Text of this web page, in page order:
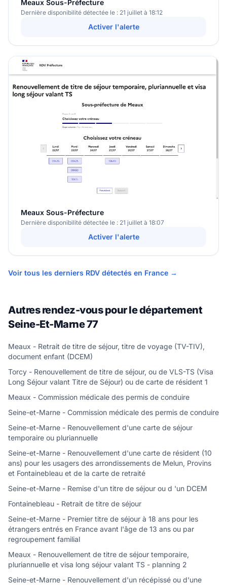
Meaux Sous-Préfecture
Dernière disponibilité détectée le : 21 juillet à 18:12
Activer l'alerte
Meaux Sous-Préfecture
Dernière disponibilité détectée le : 21 juillet à 18:07
Activer l'alerte
Voir tous les derniers RDV détectés en France →
Autres rendez-vous pour le département
Seine-Et-Marne 77
Meaux - Retrait de titre de séjour, titre de voyage (TV-TIV),
document enfant (DCEM)
Torcy - Renouvellement de titre de séjour, ou de VLS-TS (Visa
Long Séjour valant Titre de Séjour) ou de carte de résident 1
Meaux - Commission médicale des permis de conduire
Seine-et-Marne - Commission médicale des permis de conduire
Seine-et-Marne - Renouvellement d'une carte de séjour
temporaire ou pluriannuelle
Seine-et-Marne - Renouvellement d'une carte de résident (10
ans) pour les usagers des arrondissements de Melun, Provins
et Fontainebleau et de la carte de retraité
Seine-et-Marne - Remise d'un titre de séjour ou d 'un DCEM
Fontainebleau - Retrait de titre de séjour
Seine-et-Marne - Premier titre de séjour à 18 ans pour les
étrangers entrés en France avant l'âge de 13 ans ou par
regroupement familial
Meaux - Renouvellement de titre de séjour temporaire,
pluriannuelle et visa long séjour valant TS - planning 2
Seine-et-Marne - Renouvellement d'un récépissé ou d'une